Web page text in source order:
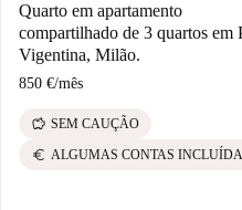
Quarto em apartamento
compartilhado de 3 quartos em
Vigentina, Milão.
850 €/mês
savings SEM CAUÇÃO
euro ALGUMAS CONTAS